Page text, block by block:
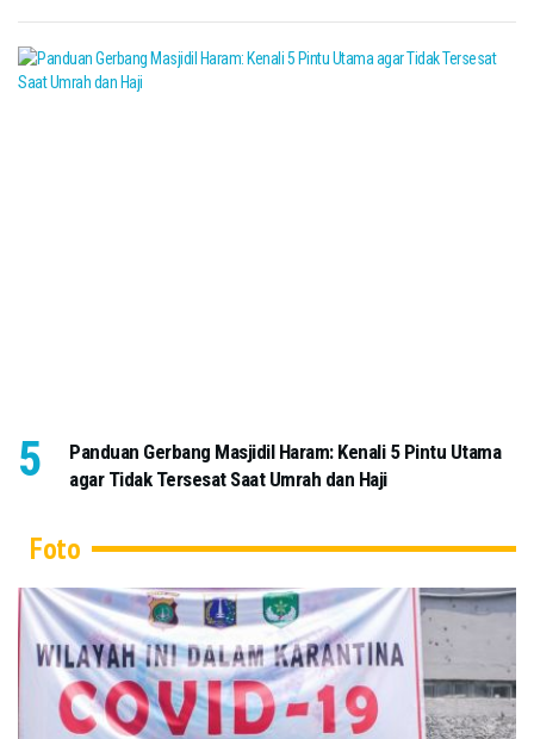
Panduan Gerbang Masjidil Haram: Kenali 5 Pintu Utama
agar Tidak Tersesat Saat Umrah dan Haji
Foto